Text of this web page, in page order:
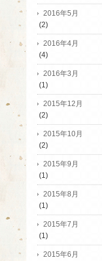
2016年5月
(2)
2016年4月
(4)
2016年3月
(1)
2015年12月
(2)
2015年10月
(2)
2015年9月
(1)
2015年8月
(1)
2015年7月
(1)
2015年6月